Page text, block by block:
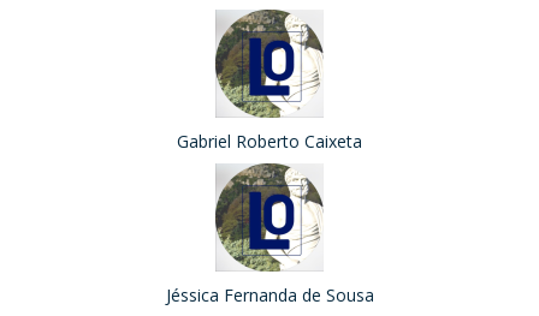
Gabriel Roberto Caixeta
Jéssica Fernanda de Sousa